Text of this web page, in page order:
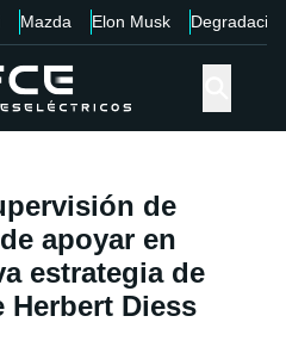
Mazda Elon Musk Degradación
de
apoyar en
estrategia de
Diess